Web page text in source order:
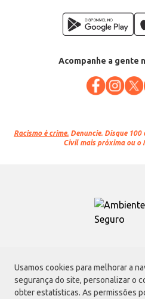
Usamos cookies para melhorar a
segurança do site, personalizar o
obter estatísticas. As permissões
Acompanhe a gente
Racismo é crime. Denuncie. Disque
Civil mais próxima ou o
Atacadão
Avenida Morvan Dias de Figueiredo,
02170-901 | CNPJ: